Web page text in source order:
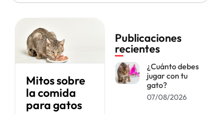
Mitos sobre
la comida
para gatos
Publicaciones
recientes
¿Cuánto debes
jugar con tu
gato?
07/08/2026